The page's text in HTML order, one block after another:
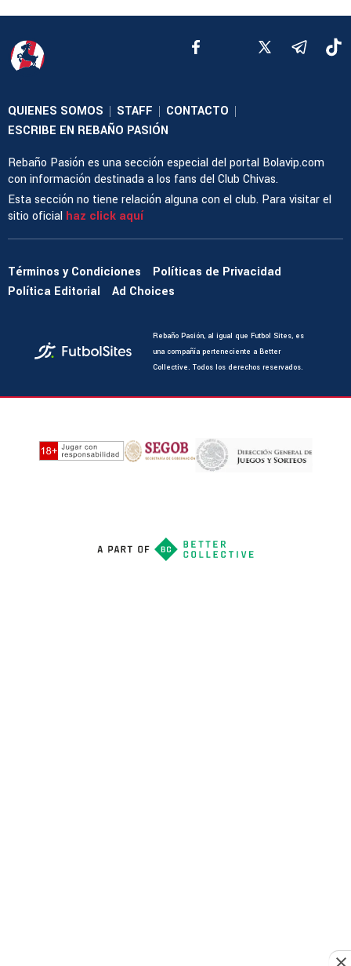
QUIENES SOMOS | STAFF | CONTACTO |
ESCRIBE EN REBAÑO PASIÓN
Rebaño Pasión es una sección especial del portal Bolavip.com
con información destinada a los fans del Club Chivas.
Esta sección no tiene relación alguna con el club. Para visitar el
sitio oficial haz click aquí
Términos y Condiciones
Políticas de Privacidad
Política Editorial
Ad Choices
Rebaño Pasión, al igual que Futbol Sites, es
una compañía perteneciente a Better
Collective. Todos los derechos reservados.